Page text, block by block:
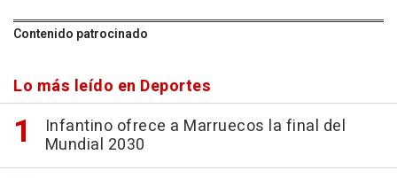
Contenido patrocinado
Lo más leído en Deportes
Infantino ofrece a Marruecos la final del
Mundial 2030